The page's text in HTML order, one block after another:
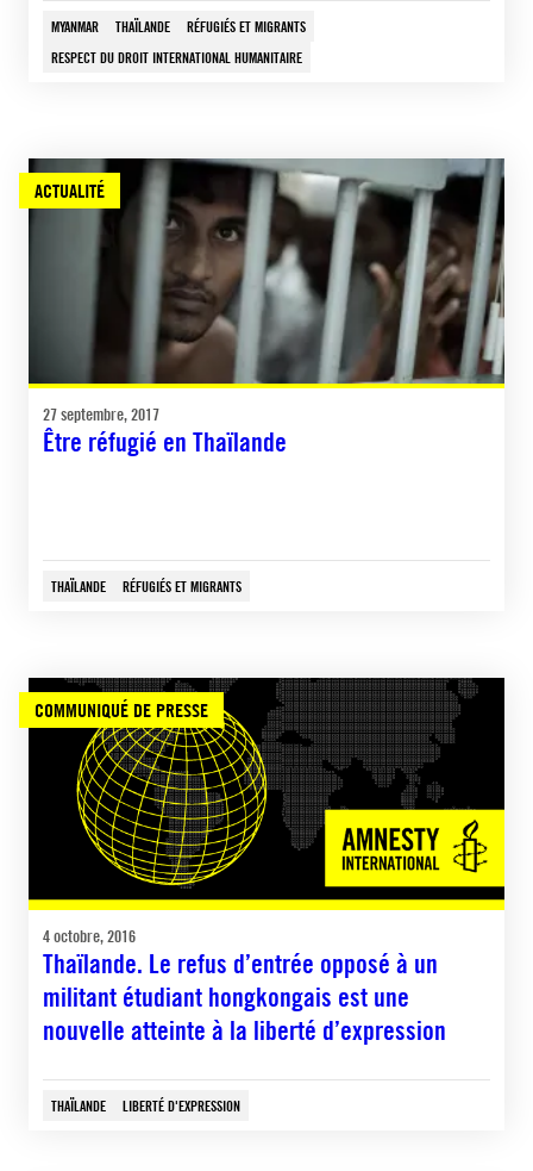
MYANMAR THAÏLANDE
RÉFUGIÉS ET MIGRANTS
RESPECT DU DROIT INTERNATIONAL HUMANITAIRE
ACTUALITÉ
27 septembre, 2017
Être réfugié en Thaïlande
THAÏLANDE RÉFUGIÉS ET MIGRANTS
COMMUNIQUÉ DE PRESSE
4 octobre, 2016
Thaïlande. Le refus d’entrée opposé à un
militant étudiant hongkongais est une
nouvelle atteinte à la liberté d’expression
THAÏLANDE LIBERTÉ D'EXPRESSION